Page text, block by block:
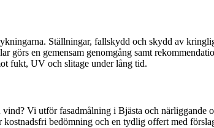
Ställningar, fallskydd och skydd av
görs en gemensam genomgång samt
fukt, UV och slitage under lång tid.
Vi utför fasadmålning i Bjästa och närliggande
bedömning och en tydlig offert med